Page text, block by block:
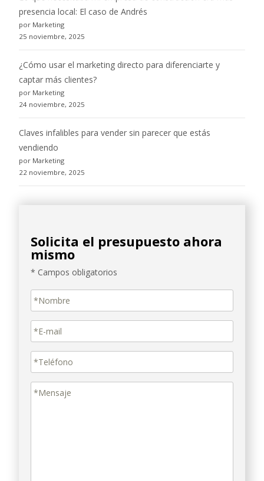
presencia local: El caso de Andrés
por Marketing
25 noviembre, 2025
¿Cómo usar el marketing directo para diferenciarte y
captar más clientes?
por Marketing
24 noviembre, 2025
Claves infalibles para vender sin parecer que estás
vendiendo
por Marketing
22 noviembre, 2025